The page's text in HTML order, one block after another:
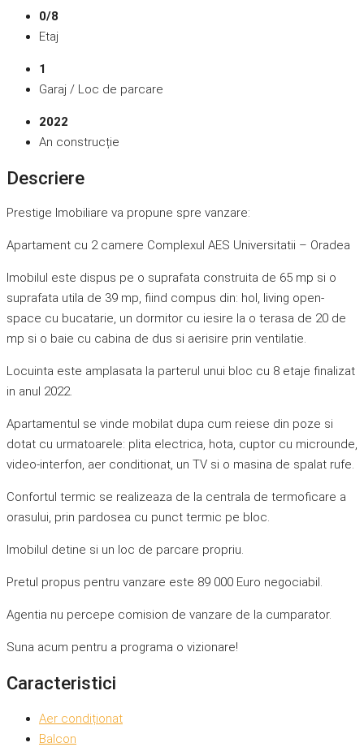
0/8
Etaj
1
Garaj / Loc de parcare
2022
An construcție
Descriere
Prestige Imobiliare va propune spre vanzare:
Apartament cu 2 camere Complexul AES Universitatii – Oradea
Imobilul este dispus pe o suprafata construita de 65 mp si o
suprafata utila de 39 mp, fiind compus din: hol, living open-
space cu bucatarie, un dormitor cu iesire la o terasa de 20 de
mp si o baie cu cabina de dus si aerisire prin ventilatie.
Locuinta este amplasata la parterul unui bloc cu 8 etaje finalizat
in anul 2022.
Apartamentul se vinde mobilat dupa cum reiese din poze si
dotat cu urmatoarele: plita electrica, hota, cuptor cu microunde,
video-interfon, aer conditionat, un TV si o masina de spalat rufe.
Confortul termic se realizeaza de la centrala de termoficare a
orasului, prin pardosea cu punct termic pe bloc.
Imobilul detine si un loc de parcare propriu.
Pretul propus pentru vanzare este 89 000 Euro negociabil.
Agentia nu percepe comision de vanzare de la cumparator.
Suna acum pentru a programa o vizionare!
Caracteristici
Aer condiționat
Balcon